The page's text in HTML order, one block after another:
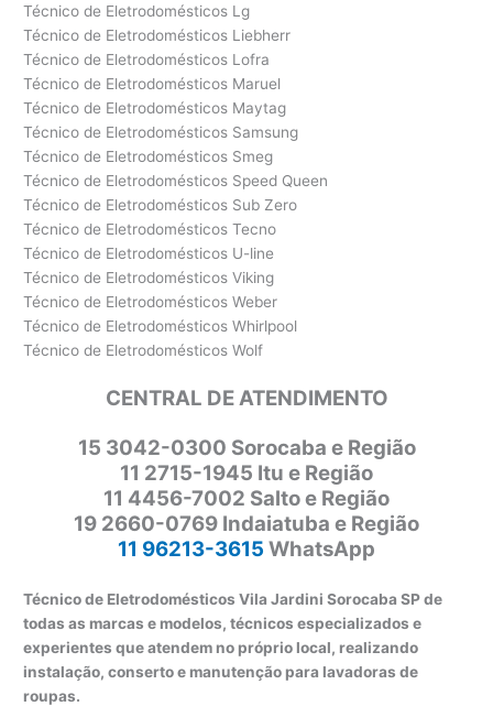
Técnico de Eletrodomésticos Lg
Técnico de Eletrodomésticos Liebherr
Técnico de Eletrodomésticos Lofra
Técnico de Eletrodomésticos Maruel
Técnico de Eletrodomésticos Maytag
Técnico de Eletrodomésticos Samsung
Técnico de Eletrodomésticos Smeg
Técnico de Eletrodomésticos Speed Queen
Técnico de Eletrodomésticos Sub Zero
Técnico de Eletrodomésticos Tecno
Técnico de Eletrodomésticos U-line
Técnico de Eletrodomésticos Viking
Técnico de Eletrodomésticos Weber
Técnico de Eletrodomésticos Whirlpool
Técnico de Eletrodomésticos Wolf
CENTRAL DE ATENDIMENTO
15 3042-0300 Sorocaba e Região
11 2715-1945 Itu e Região
11 4456-7002 Salto e Região
19 2660-0769 Indaiatuba e Região
11 96213-3615 WhatsApp
Técnico de Eletrodomésticos Vila Jardini Sorocaba SP de
todas as marcas e modelos, técnicos especializados e
experientes que atendem no próprio local, realizando
instalação, conserto e manutenção para lavadoras de
roupas.